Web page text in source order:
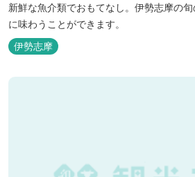
新鮮な魚介類でおもてなし。伊勢志摩の
に味わうことができます。
伊勢志摩